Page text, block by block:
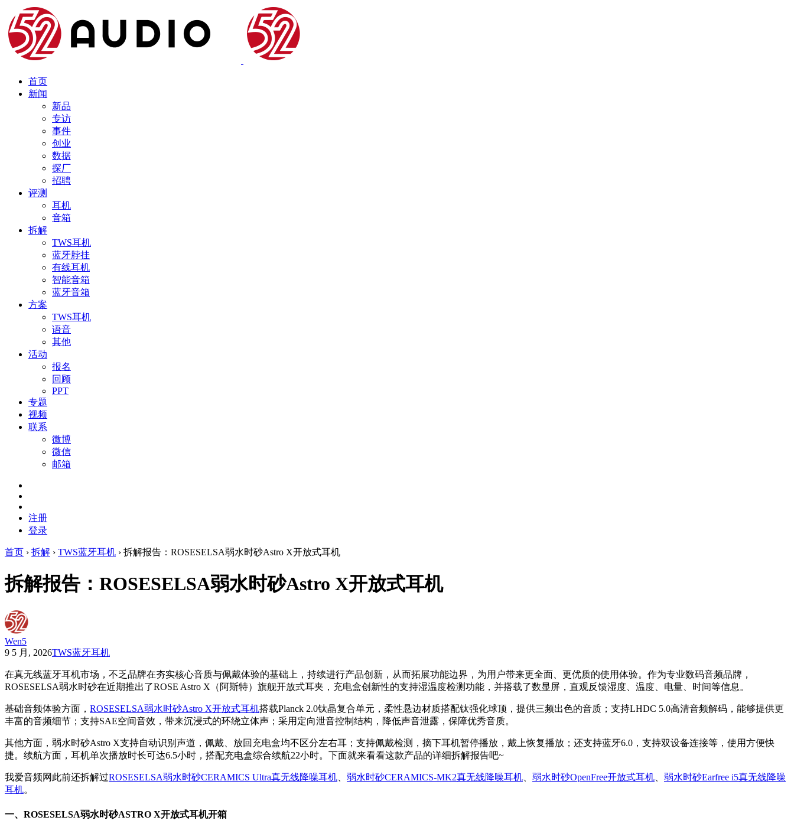
首页
新闻
新品
专访
事件
创业
数据
探厂
招聘
评测
耳机
音箱
拆解
TWS耳机
蓝牙脖挂
有线耳机
智能音箱
蓝牙音箱
方案
TWS耳机
语音
其他
活动
报名
回顾
PPT
专题
视频
联系
微博
微信
邮箱
注册
登录
首页 › 拆解 › TWS蓝牙耳机 › 拆解报告：ROSESELSA弱水时砂Astro X开放式耳机
拆解报告：ROSESELSA弱水时砂Astro X开放式耳机
Wen5
9 5 月, 2026TWS蓝牙耳机
在真无线蓝牙耳机市场，不乏品牌在夯实核心音质与佩戴体验的基础上，持续进行产品创新，从而拓展功能边界，为用户带来更全面、更优质的使用体验。作为专业数码音频品牌，
ROSESELSA弱水时砂在近期推出了ROSE Astro X（阿斯特）旗舰开放式耳夹，充电盒创新性的支持湿温度检测功能，并搭载了数显屏，直观反馈湿度、温度、电量、时间等信息。
基础音频体验方面， ROSESELSA弱水时砂Astro X开放式耳机搭载Planck 2.0钛晶复合单元，柔性悬边材质搭配钛强化球顶，提供三频出色的音质；支持LHDC 5.0高清音频解码，能够提供更
丰富的音频细节；支持SAE空间音效，带来沉浸式的环绕立体声；采用定向泄音控制结构，降低声音泄露，保障优秀音质。
其他方面，弱水时砂Astro X支持自动识别声道，佩戴、放回充电盒均不区分左右耳；支持佩戴检测，摘下耳机暂停播放，戴上恢复播放；还支持蓝牙6.0，支持双设备连接等，使用方便快
捷。续航方面，耳机单次播放时长可达6.5小时，搭配充电盒综合续航22小时。下面就来看看这款产品的详细拆解报告吧~
我爱音频网此前还拆解过ROSESELSA弱水时砂CERAMICS Ultra真无线降噪耳机 弱水时砂CERAMICS-MK2真无线降噪耳机 弱水时砂OpenFree开放式耳机
弱水时砂Earfree i5真无线降噪
耳机。
一、 ROSESELSA弱水时砂ASTRO X开放式耳机开箱